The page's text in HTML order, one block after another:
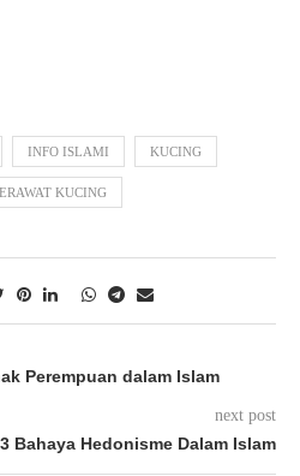
INFO ISLAMI KUCING
KUCING
Perempuan dalam Islam
next post
Bahaya Hedonisme Dalam Islam